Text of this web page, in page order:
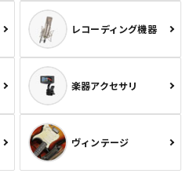
レコーディング機器
楽器アクセサリ
ヴィンテージ